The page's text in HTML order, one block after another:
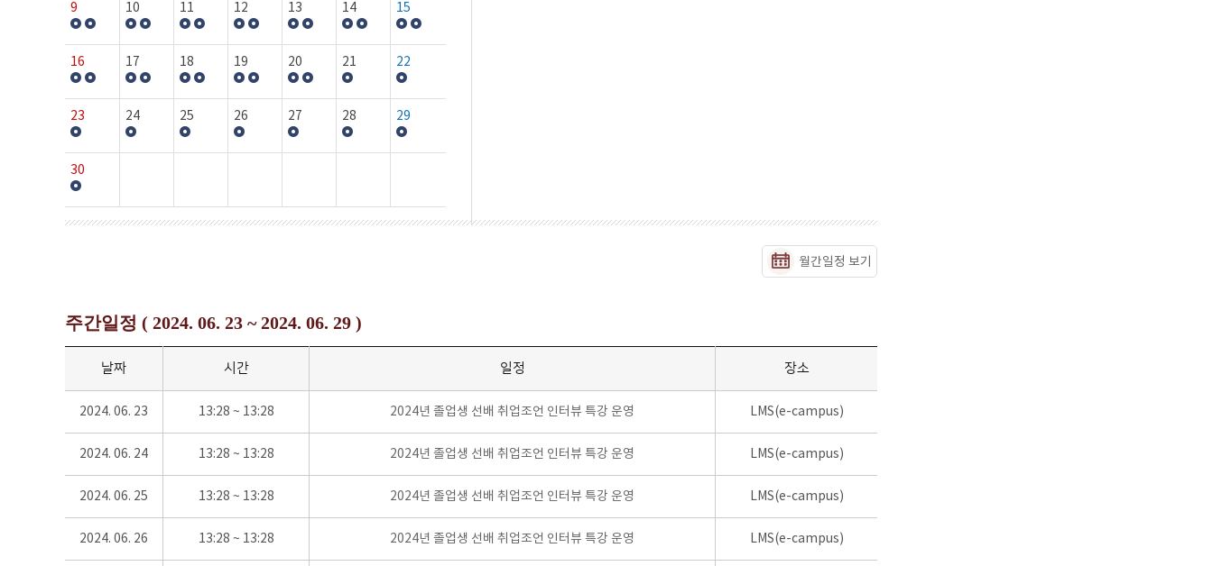
9 10 11 12 13 14 15
16 17 18 19 20 21 22
23 24 25 26 27 28 29
30
월간일정 보기
주간일정 ( 2024. 06. 23 ~ 2024. 06. 29 )
날짜 시간 일정 장소
2024. 06. 23 13:28 ~ 13:28 2024년 졸업생 선배 취업조언 인터뷰 특강 운영 LMS(e-campus)
2024. 06. 24 13:28 ~ 13:28 2024년 졸업생 선배 취업조언 인터뷰 특강 운영 LMS(e-campus)
2024. 06. 25 13:28 ~ 13:28 2024년 졸업생 선배 취업조언 인터뷰 특강 운영 LMS(e-campus)
2024. 06. 26 13:28 ~ 13:28 2024년 졸업생 선배 취업조언 인터뷰 특강 운영 LMS(e-campus)